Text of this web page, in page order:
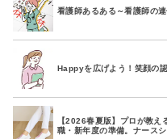
看護師あるある～看護師の
Happyを広げよう！笑顔の
【2026春夏版】プロが教え
職・新年度の準備。ナース